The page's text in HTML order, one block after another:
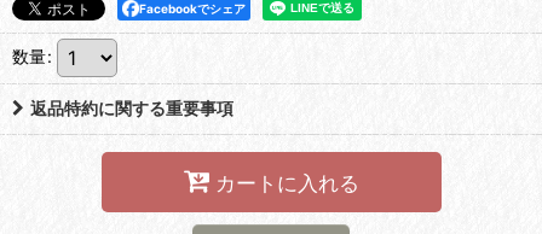
Facebookでシェア
数量:
返品特約に関する重要事項
カートに入れる